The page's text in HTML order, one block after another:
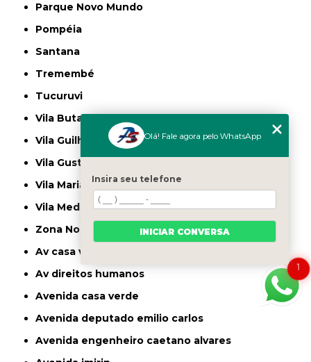
Parque Novo Mundo
Pompéia
Santana
Tremembé
Tucuruvi
Vila Butantã
Vila Guilherme
Vila Gustavo
Vila Maria
Vila Medeiros
Zona Norte
av casa verde
av direitos humanos
avenida casa verde
avenida deputado emilio carlos
avenida engenheiro caetano alvares
1
Olá! Fale agora pelo WhatsApp
Insira seu telefone
INICIAR CONVERSA